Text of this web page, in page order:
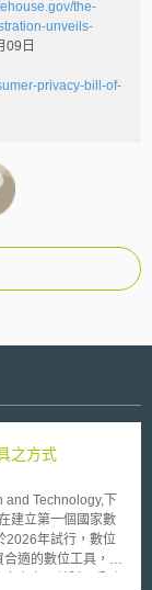
the-
unveils-
09日
privacy-bill-of-
之方式
and Technology,下
建立第一個國家數
2026年試行，數位
適的數位工具，並